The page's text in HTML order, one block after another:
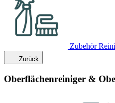
Zubehör
Zurück
Oberflächenreiniger &